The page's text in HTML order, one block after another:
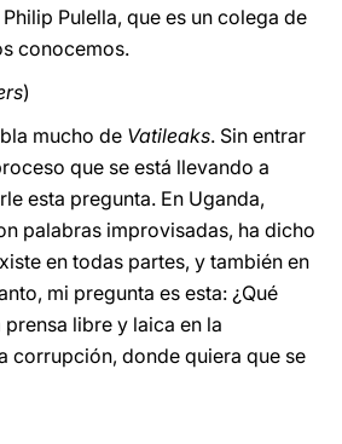
Pulella, que es un colega de
conocemos.
)
mucho de Vatileaks. Sin entrar
que se está llevando a
esta pregunta. En Uganda,
palabras improvisadas, ha dicho
en todas partes, y también en
mi pregunta es esta: ¿Qué
libre y laica en la
corrupción, donde quiera que se